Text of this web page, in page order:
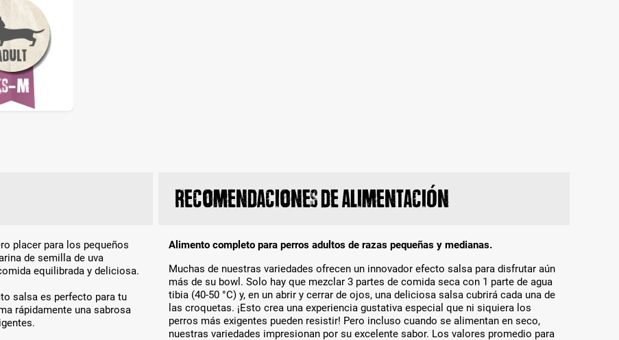
placer para los pequeños
de semilla de uva
equilibrada y deliciosa.
salsa es perfecto para tu
rápidamente una sabrosa
Recomendaciones de alimentación
Alimento completo para perros adultos de razas pequeñas y medianas.
Muchas de nuestras variedades ofrecen un innovador efecto salsa para disfrutar aún
más de su bowl. Solo hay que mezclar 3 partes de comida seca con 1 parte de agua
tibia (40-50 °C) y, en un abrir y cerrar de ojos, una deliciosa salsa cubrirá cada una de
las croquetas. ¡Esto crea una experiencia gustativa especial que ni siquiera los
perros más exigentes pueden resistir! Pero incluso cuando se alimentan en seco,
nuestras variedades impresionan por su excelente sabor. Los valores promedio para